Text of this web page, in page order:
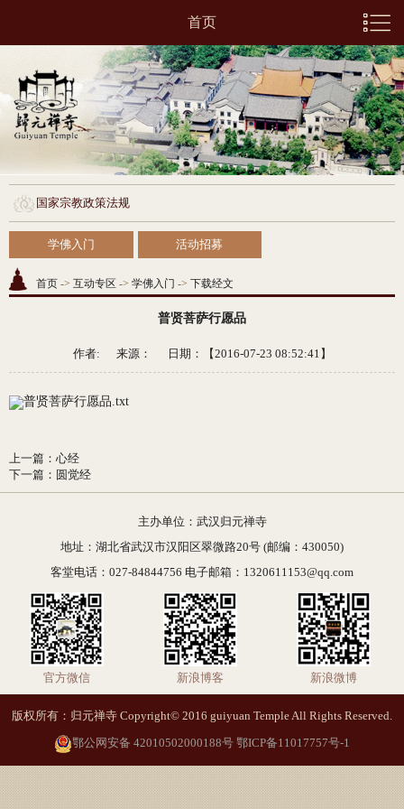
首页
国家宗教政策法规
学佛入门 活动招募
首页 -> 互动专区 -> 学佛入门 -> 下载经文
普贤菩萨行愿品
作者: 来源： 日期：【2016-07-23 08:52:41】
普贤菩萨行愿品.txt
上一篇 ： 心经
下一篇 ： 圆觉经
主办单位：武汉归元禅寺
地址：湖北省武汉市汉阳区翠微路20号 (邮编：430050)
客堂电话：027-84844756 电子邮箱：1320611153@qq.com
官方微信 新浪博客 新浪微博
版权所有：归元禅寺 Copyright© 2016 guiyuan Temple All Rights Reserved.
鄂公网安备 42010502000188号 鄂ICP备11017757号-1